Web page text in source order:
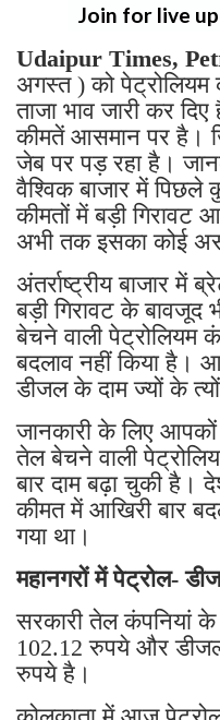
Join for live
Udaipur Times,
अगस्त ) को
ताजा भाव जारी कर
कीमतें आसमान पर है।
जेब पर पड़ रहा है।
वैश्विक बाजार में
कीमतों में बड़ी गिरावट
अभी तक इसका कोई
अंतर्राष्ट्रीय बाजार
बड़ी गिरावट के बावजूद
बेचने वाली पेट्रोलियम
बदलाव नहीं किया है।
डीजल के दाम ज्यों के
जानकारी के लिए आपकों
तेल बेचने वाली
बार दाम बढ़ा चुकी है।
कीमत में आखिरी बार
गया था।
महानगरों में पेट्रोल-
सरकारी तेल कंपनियां
102.12 रुपये और
रुपये है।